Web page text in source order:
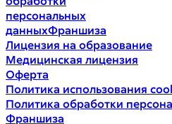
персональных
данныхФраншиза
Лицензия на образование
Медицинская лицензия
Оферта
Политика использования
Политика обработки
Франшиза